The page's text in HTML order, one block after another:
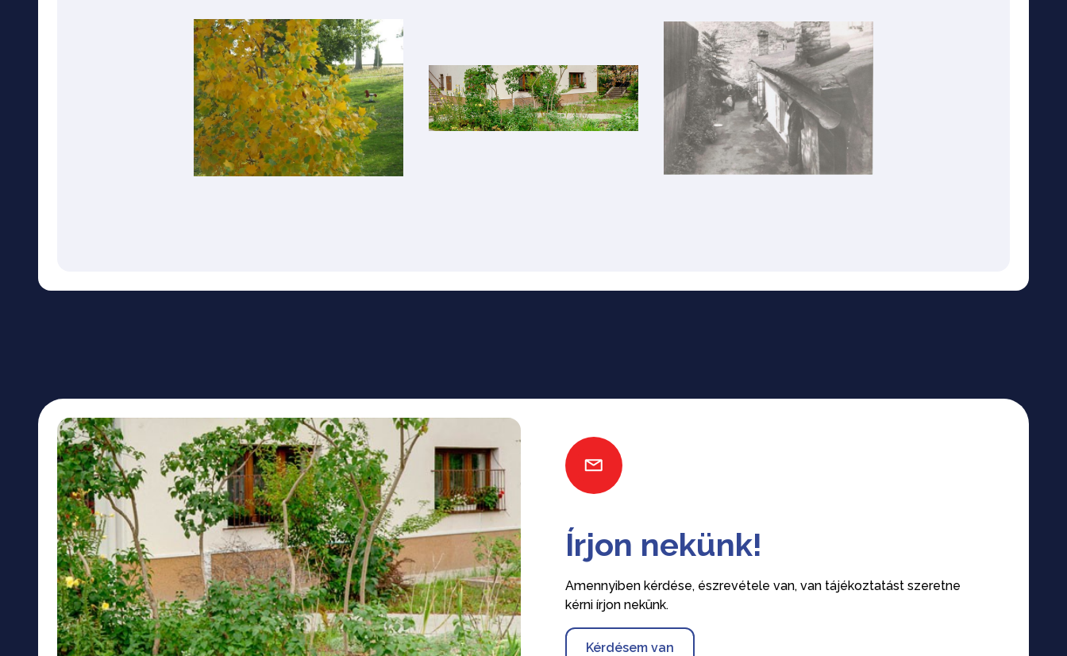
Írjon nekünk!
Amennyiben kérdése, észrevétele van, van tájékoztatást szeretne
kérni írjon nekünk.
Kérdésem van